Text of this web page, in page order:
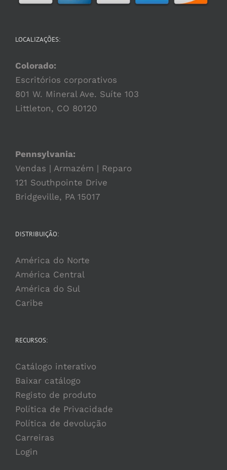
LOCALIZAÇÕES:
Colorado:
Escritórios corporativos
801 W. Mineral Ave. Suíte 103
Littleton, CO 80120
Pennsylvania:
Vendas | Armazém | Reparo
121 Southpointe Drive
Bridgeville, PA 15017
DISTRIBUIÇÃO:
América do Norte
América Central
América do Sul
Caribe
RECURSOS:
Catálogo interativo
Baixar catálogo
Registo de produto
Política de Privacidade
Política de devolução
Carreiras
Login